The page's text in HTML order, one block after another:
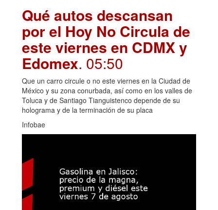
Qué autos descansan
por el Hoy No Circula de
este viernes en CDMX y
Edomex. 05:50
Que un carro circule o no este viernes en la Ciudad de
México y su zona conurbada, así como en los valles de
Toluca y de Santiago Tianguistenco depende de su
holograma y de la terminación de su placa
Infobae